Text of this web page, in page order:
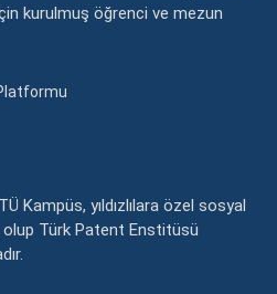
kurulmuş öğrenci ve mezun
Kampüs, yıldızlılara özel sosyal
Türk Patent Enstitüsü